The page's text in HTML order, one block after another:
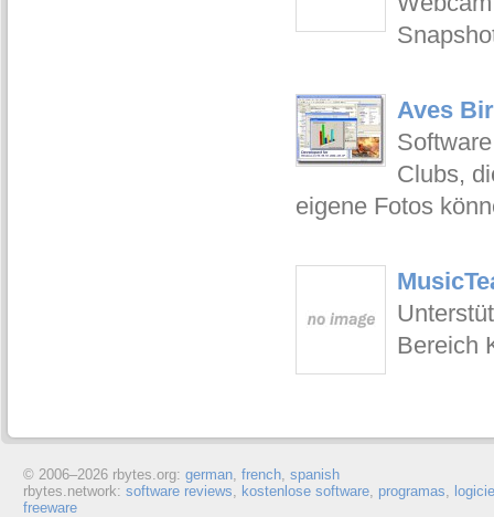
Aves
Clubs,
eigene Fotos
Bereich
© 2006–2026 rbytes.org: german, french, spanish
rbytes.network: software reviews, kostenlose software, programas,
freeware